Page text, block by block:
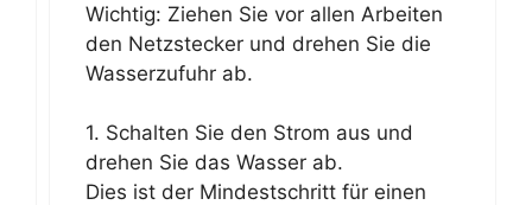
Wichtig: Ziehen Sie vor allen Arbeiten
den Netzstecker und drehen Sie die
Wasserzufuhr ab.
1. Schalten Sie den Strom aus und
drehen Sie das Wasser ab.
Dies ist der Mindestschritt für einen